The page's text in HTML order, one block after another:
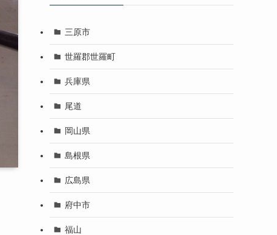
三原市
世羅郡世羅町
兵庫県
尾道
岡山県
島根県
広島県
府中市
福山